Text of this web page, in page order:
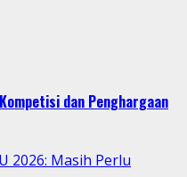
dan Penghargaan
2026: Masih Perlu